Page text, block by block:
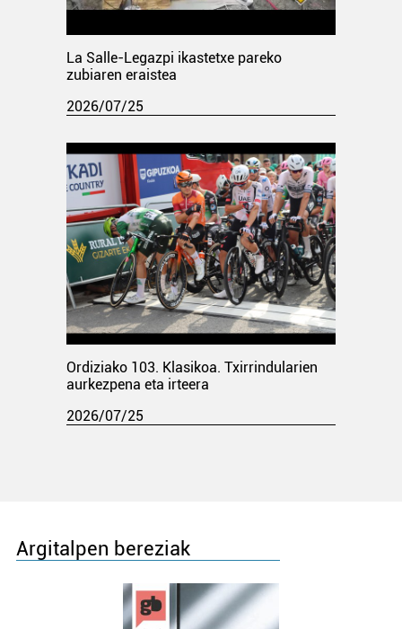
La Salle-Legazpi ikastetxe pareko
zubiaren eraistea
2026/07/25
Ordiziako 103. Klasikoa. Txirrindularien
aurkezpena eta irteera
2026/07/25
Argitalpen bereziak